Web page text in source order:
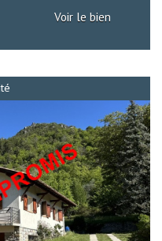
Voir le bien